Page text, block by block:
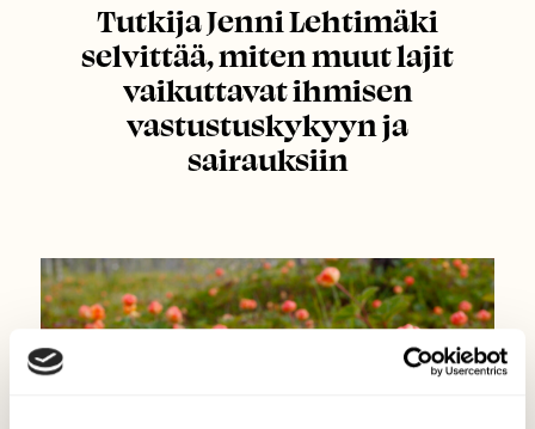
Tutkija Jenni Lehtimäki
selvittää, miten muut lajit
vaikuttavat ihmisen
vastustuskykyyn ja
sairauksiin